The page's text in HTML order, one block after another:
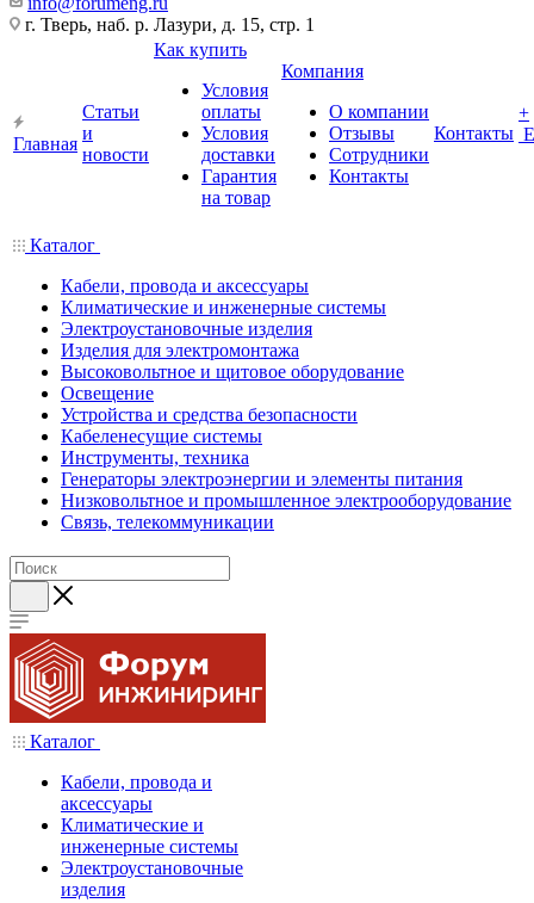
г. Тверь, наб. р. Лазури, д. 15, стр. 1
Главная
Статьи
и
новости
Как купить
Условия
оплаты
Условия
доставки
Гарантия
на товар
Компания
О компании
Отзывы
Сотрудники
Контакты
Контакты
+
Каталог
Кабели, провода и аксессуары
Климатические и инженерные системы
Электроустановочные изделия
Изделия для электромонтажа
Высоковольтное и щитовое оборудование
Освещение
Устройства и средства безопасности
Кабеленесущие системы
Инструменты, техника
Генераторы электроэнергии и элементы питания
Низковольтное и промышленное электрооборудование
Связь, телекоммуникации
Каталог
Кабели, провода и
аксессуары
Климатические и
инженерные системы
Электроустановочные
изделия